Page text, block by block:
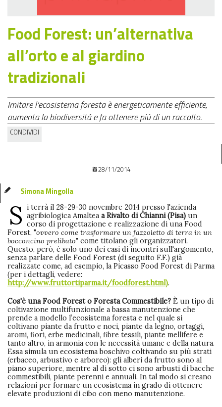
Food Forest: un’alternativa
all’orto e al giardino
tradizionali
Imitare l’ecosistema foresta è energeticamente efficiente,
aumenta la biodiversità e fa ottenere più di un raccolto.
CONDIVIDI
28/11/2014
Simona Mingolla
S
i terrà il 28-29-30 novembre 2014 presso l'azienda
agribiologica Amaltea a Rivalto di Chianni (Pisa) un
corso di progettazione e realizzazione di una Food
Forest, "ovvero come trasformare un fazzoletto di terra in un
bocconcino prelibato" come titolano gli organizzatori.
Questo, però, è solo uno dei casi di incontri sull'argomento,
senza parlare delle Food Forest (di seguito F.F.) già
realizzate come, ad esempio, la Picasso Food Forest di Parma
(per i dettagli, vedere:
http://www.fruttortiparma.it/foodforest.html).
Cos'è una Food Forest o Foresta Commestibile? È un tipo di
coltivazione multifunzionale a bassa manutenzione che
prende a modello l’ecosistema foresta e nel quale si
coltivano piante da frutto e noci, piante da legno, ortaggi,
aromi, fiori, erbe medicinali, fibre tessili, piante mellifere e
tanto altro, in armonia con le necessità umane e della natura.
Essa simula un ecosistema boschivo coltivando su più strati
(erbaceo, arbustivo e arboreo): gli alberi da frutto sono al
piano superiore, mentre al di sotto ci sono arbusti di bacche
commestibili, piante perenni e annuali. In tal modo si creano
relazioni per formare un ecosistema in grado di ottenere
elevate produzioni di cibo con meno manutenzione.